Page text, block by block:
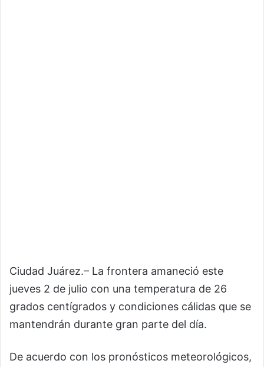
Ciudad Juárez.– La frontera amaneció este
jueves 2 de julio con una temperatura de 26
grados centígrados y condiciones cálidas que se
mantendrán durante gran parte del día.
De acuerdo con los pronósticos meteorológicos,